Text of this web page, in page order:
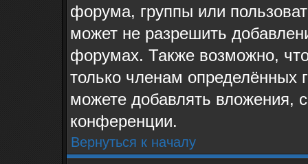
форума, группы или
может не разрешить
форумах. Также возможно,
только членам определённых
можете добавлять вложения,
конференции.
Вернуться к началу